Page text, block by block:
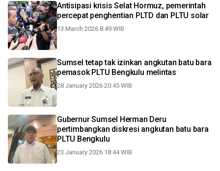
Antisipasi krisis Selat Hormuz, pemerintah
percepat penghentian PLTD dan PLTU solar
13 March 2026 8:49 WIB
Sumsel tetap tak izinkan angkutan batu bara
pemasok PLTU Bengkulu melintas
28 January 2026 20:45 WIB
Gubernur Sumsel Herman Deru
pertimbangkan diskresi angkutan batu bara
PLTU Bengkulu
23 January 2026 18:44 WIB